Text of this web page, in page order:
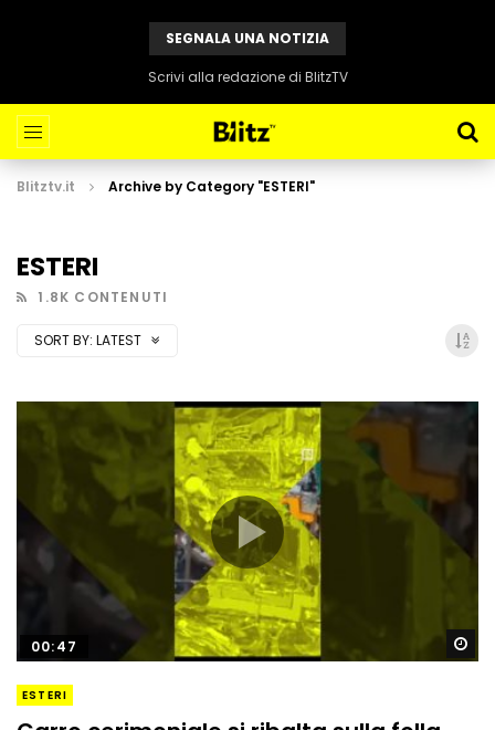
SEGNALA UNA NOTIZIA
Scrivi alla redazione di BlitzTV
Blitztv.it Archive by Category "ESTERI"
ESTERI
1.8K CONTENUTI
SORT BY: LATEST
00:47
ESTERI